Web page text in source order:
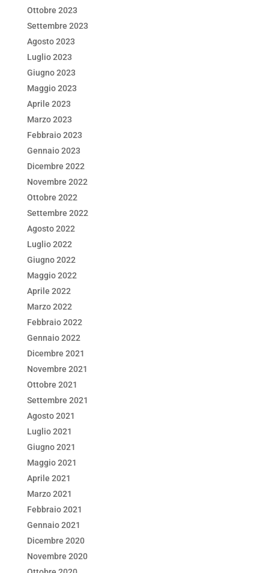
Ottobre 2023
Settembre 2023
Agosto 2023
Luglio 2023
Giugno 2023
Maggio 2023
Aprile 2023
Marzo 2023
Febbraio 2023
Gennaio 2023
Dicembre 2022
Novembre 2022
Ottobre 2022
Settembre 2022
Agosto 2022
Luglio 2022
Giugno 2022
Maggio 2022
Aprile 2022
Marzo 2022
Febbraio 2022
Gennaio 2022
Dicembre 2021
Novembre 2021
Ottobre 2021
Settembre 2021
Agosto 2021
Luglio 2021
Giugno 2021
Maggio 2021
Aprile 2021
Marzo 2021
Febbraio 2021
Gennaio 2021
Dicembre 2020
Novembre 2020